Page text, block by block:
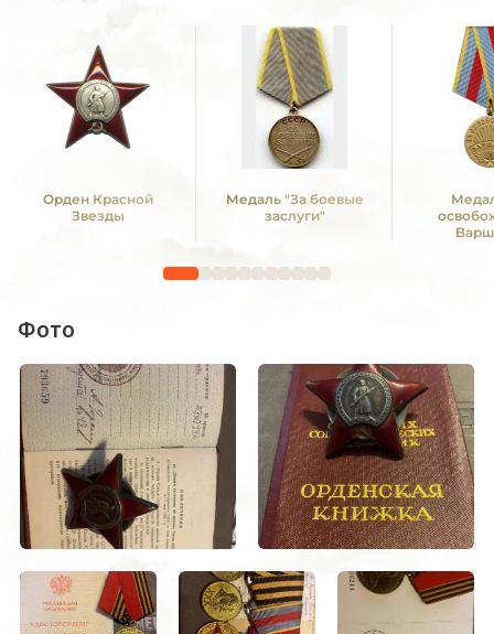
Орден Красной
Звезды
Медаль "За боевые
заслуги"
Фото